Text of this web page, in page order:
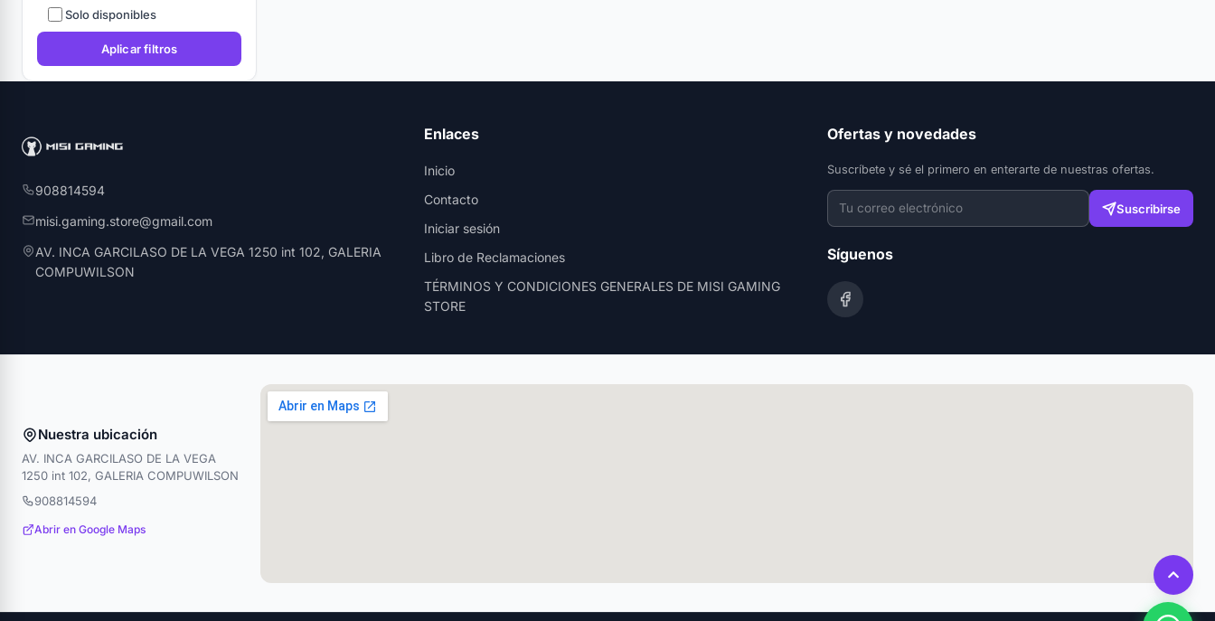
Solo disponibles
Aplicar filtros
908814594
misi.gaming.store@gmail.com
AV. INCA GARCILASO DE LA VEGA 1250 int 102, GALERIA
COMPUWILSON
Enlaces
Inicio
Contacto
Iniciar sesión
Libro de Reclamaciones
TÉRMINOS Y CONDICIONES GENERALES DE MISI GAMING
STORE
Ofertas y novedades
Suscríbete y sé el primero en enterarte de nuestras ofertas.
Suscribirse
Síguenos
Nuestra ubicación
AV. INCA GARCILASO DE LA VEGA
1250 int 102, GALERIA COMPUWILSON
908814594
Abrir en Google Maps